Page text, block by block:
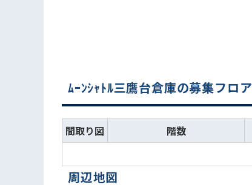
ﾑｰﾝｼｬﾄﾙ三鷹台倉庫の募集フロア
間取り図 階数
周辺地図